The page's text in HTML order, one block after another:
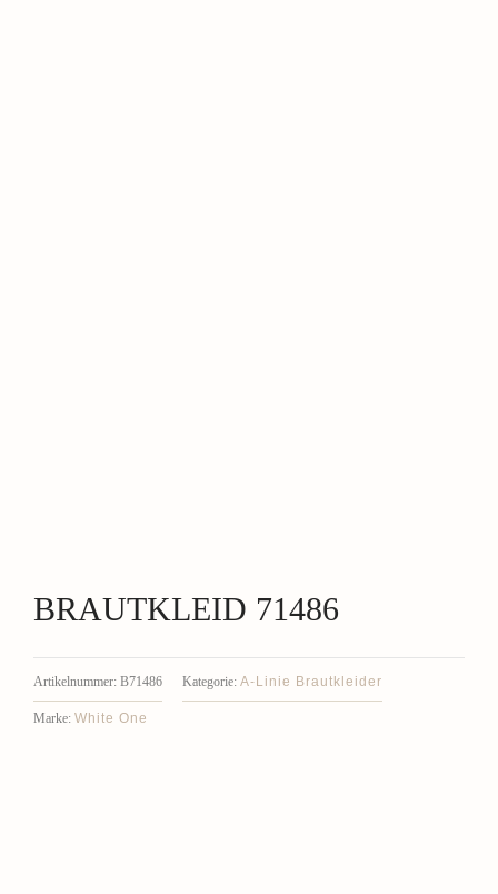
BRAUTKLEID 71486
Artikelnummer: B71486 Kategorie: A-Linie Brautkleider
Marke: White One